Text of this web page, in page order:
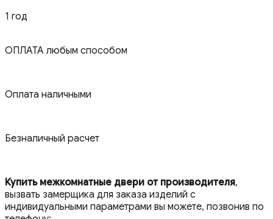
1 год
ОПЛАТА любым способом
Оплата наличными
Безналичный расчет
Купить межкомнатные двери от производителя,
вызвать замерщика для заказа изделий с
индивидуальными параметрами вы можете, позвонив по